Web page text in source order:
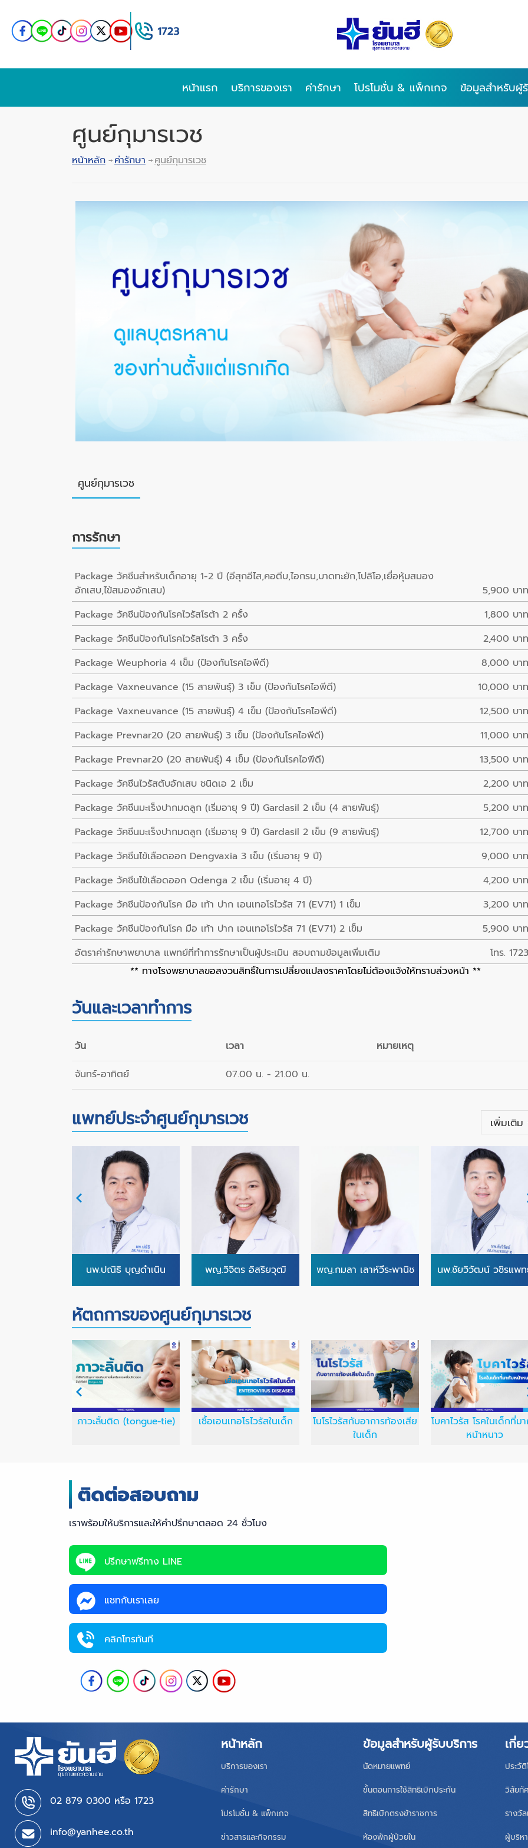
หน้าแรก บริการของเรา ค่ารักษา โปรโมชั่น & แพ็กเกจ ข้อมูลสำหรับผู้
ศูนย์กุมารเวช
หน้าหลัก ค่ารักษา ศูนย์กุมารเวช
ศูนย์กุมารเวช
การรักษา
Package วัคซีนสำหรับเด็กอายุ 1-2 ปี (อีสุกอีไส,คอตีบ,ไอกรน,บาดทะยัก,โปลิโอ,เยื่อหุ้มสมอง
อักเสบ,ไข้สมองอักเสบ)
5,900 บาท
Package วัคซีนป้องกันโรคไวรัสโรต้า 2 ครั้ง
1,800 บาท
Package วัคซีนป้องกันโรคไวรัสโรต้า 3 ครั้ง
2,400 บาท
Package Weuphoria 4 เข็ม (ป้องกันโรคไอพีดี)
8,000 บาท
Package Vaxneuvance (15 สายพันธุ์) 3 เข็ม (ป้องกันโรคไอพีดี)
10,000 บาท
Package Vaxneuvance (15 สายพันธุ์) 4 เข็ม (ป้องกันโรคไอพีดี)
12,500 บาท
Package Prevnar20 (20 สายพันธ์ุ) 3 เข็ม (ป้องกันโรคไอพีดี)
11,000 บาท
Package Prevnar20 (20 สายพันธ์ุ) 4 เข็ม (ป้องกันโรคไอพีดี)
13,500 บาท
Package วัคซีนไวรัสตับอักเสบ ชนิดเอ 2 เข็ม
2,200 บาท
Package วัคซีนมะเร็งปากมดลูก (เริ่มอายุ 9 ปี) Gardasil 2 เข็ม (4 สายพันธุ์)
5,200 บาท
Package วัคซีนมะเร็งปากมดลูก (เริ่มอายุ 9 ปี) Gardasil 2 เข็ม (9 สายพันธุ์)
12,700 บาท
Package วัคซีนไข้เลือดออก Dengvaxia 3 เข็ม (เริ่มอายุ 9 ปี)
9,000 บาท
Package วัคซีนไข้เลือดออก Qdenga 2 เข็ม (เริ่มอายุ 4 ปี)
4,200 บาท
Package วัคซีนป้องกันโรค มือ เท้า ปาก เอนเทอโรไวรัส 71 (EV71) 1 เข็ม
3,200 บาท
Package วัคซีนป้องกันโรค มือ เท้า ปาก เอนเทอโรไวรัส 71 (EV71) 2 เข็ม
5,900 บาท
อัตราค่ารักษาพยาบาล แพทย์ที่ทำการรักษาเป็นผู้ประเมิน สอบถามข้อมูลเพิ่มเติม
โทร. 1723
** ทางโรงพยาบาลขอสงวนสิทธิ์ในการเปลี่ยงแปลงราคาโดยไม่ต้องแจ้งให้ทราบล่วงหน้า **
วันและเวลาทำการ
วัน เวลา
หมายเหตุ
จันทร์-อาทิตย์
07.00 น. - 21.00 น.
แพทย์ประจำศูนย์กุมารเวช เพิ่มเติม
นพ.ปณิธิ บุญดำเนิน พญ.วิจิตร อิสริยวุฒิ พญ.กมลา เลาห์วีระพานิช นพ.ชัยวิวัฒน์ วชิรแพ
หัตถการของศูนย์กุมารเวช
ภาวะลิ้นติด (tongue-tie) เชื้อเอนเทอโรไวรัสในเด็ก
โนโรไวรัสกับอาการท้องเสีย
ในเด็ก
โบคาไวรัส โรคในเด็กที่ม
หน้าหนาว
เราพร้อมให้บริการและให้คำปรึกษาตลอด 24 ชั่วโมง
ปรึกษาฟรีทาง LINE
แชทกับเราเลย
คลิกโทรทันที
02 879 0300 หรือ 1723
info@yanhee.co.th
หน้าหลัก
บริการของเรา
ค่ารักษา
โปรโมชั่น & แพ็กเกจ
ข่าวสารและกิจกรรม
ข้อมูลสำหรับผู้รับบริการ
นัดหมายแพทย์
ขั้นตอนการใช้สิทธิเบิกประกัน
สิทธิเบิกตรงข้าราชการ
ห้องพักผู้ป่วยใน
เกี่ย
ประวั
วิสัยทั
รางวั
ผู้บริห